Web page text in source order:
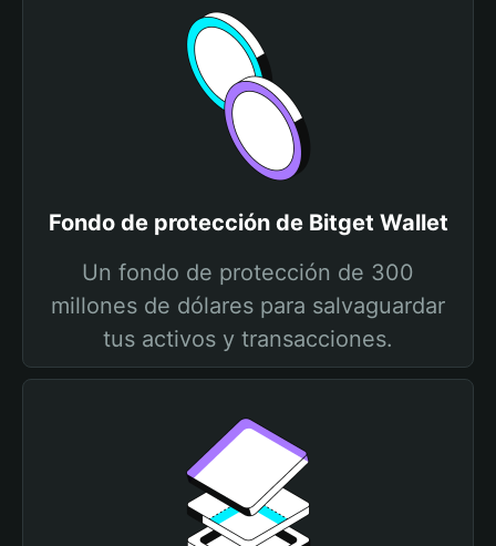
Fondo de protección de Bitget Wallet
Un fondo de protección de 300
millones de dólares para salvaguardar
tus activos y transacciones.